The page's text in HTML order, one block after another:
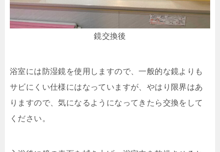
鏡交換後
浴室には防湿鏡を使用しますので、一般的な鏡よりも
サビにくい仕様にはなっていますが、やはり限界はあ
りますので、気になるようになってきたら交換をして
ください。